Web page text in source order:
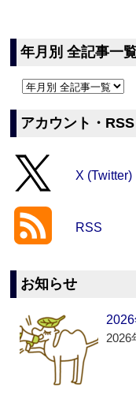
年月別 全記事一
アカウント・RSS
X (Twitter)
RSS
お知らせ
2026